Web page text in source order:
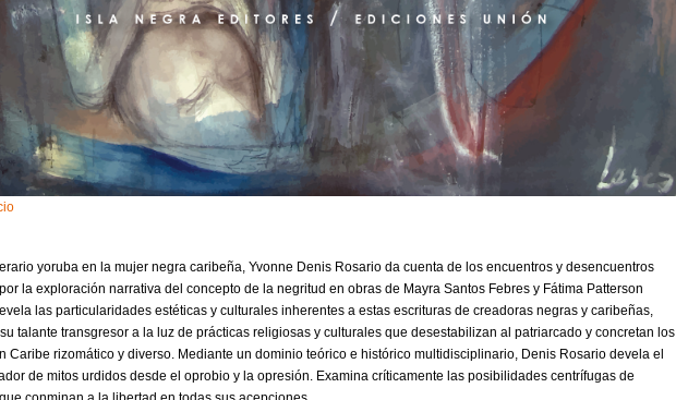
yoruba en la mujer negra caribeña, Yvonne Denis Rosario da cuenta de los encuentros y desencuentros
la exploración narrativa del concepto de la negritud en obras de Mayra Santos Febres y Fátima Patterson
las particularidades estéticas y culturales inherentes a estas escrituras de creadoras negras y caribeñas,
talante transgresor a la luz de prácticas religiosas y culturales que desestabilizan al patriarcado y concretan los
Caribe rizomático y diverso. Mediante un dominio teórico e histórico multidisciplinario, Denis Rosario devela el
de mitos urdidos desde el oprobio y la opresión. Examina críticamente las posibilidades centrífugas de